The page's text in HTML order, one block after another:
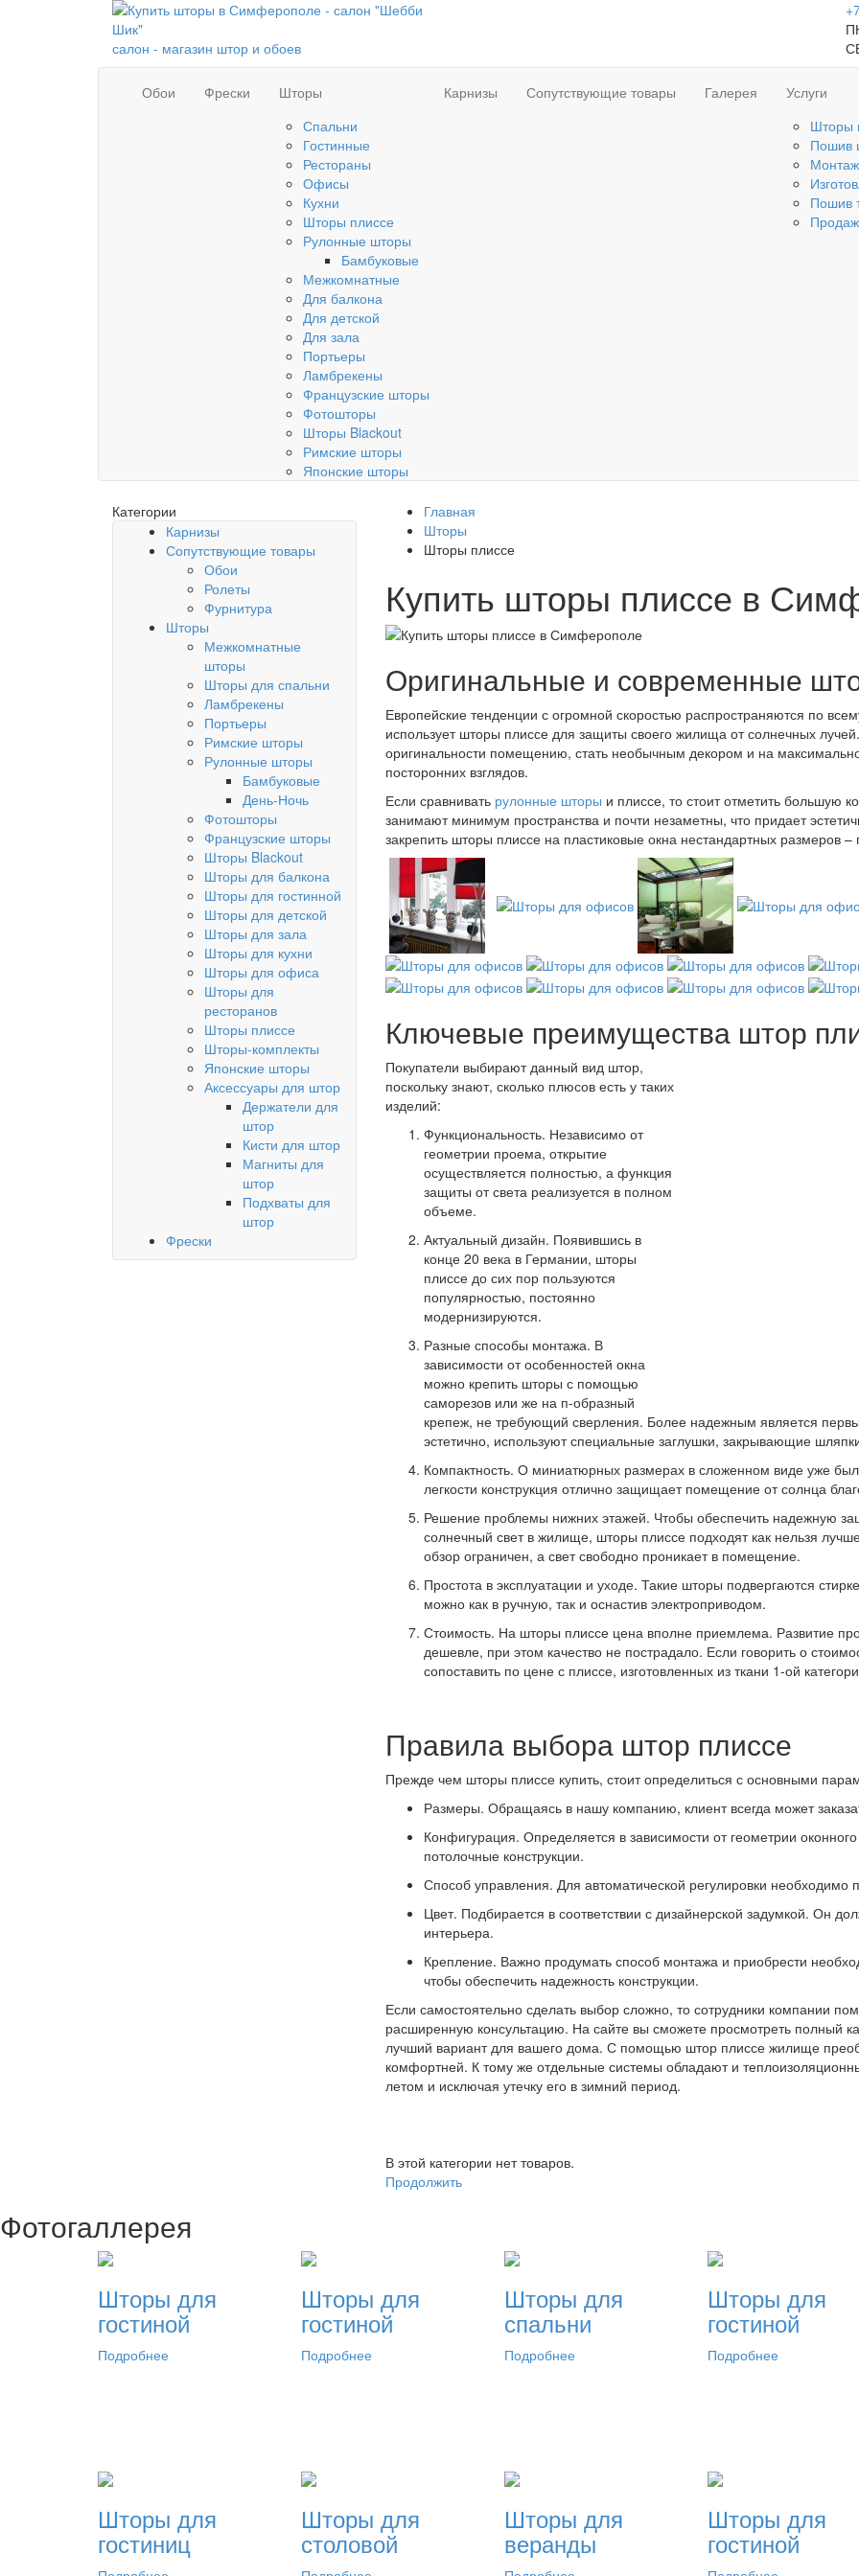
салон - магазин штор и обоев
Обои Фрески
Шторы
Спальни
Гостинные
Рестораны
Офисы
Кухни
Шторы плиссе
Рулонные шторы
Бамбуковые
Межкомнатные
Для балкона
Для детской
Для зала
Портьеры
Ламбрекены
Французские шторы
Фотошторы
Шторы Blackout
Римские шторы
Японские шторы
Карнизы Сопутствующие товары Галерея
Услуги
Шторы
Пошив
Пошив
Категории
Карнизы
Сопутствующие товары
Обои
Ролеты
Фурнитура
Шторы
Межкомнатные
шторы
Шторы для спальни
Ламбрекены
Портьеры
Римские шторы
Рулонные шторы
Бамбуковые
День-Ночь
Фотошторы
Французские шторы
Шторы Blackout
Шторы для балкона
Шторы для гостинной
Шторы для детской
Шторы для зала
Шторы для кухни
Шторы для офиса
Шторы для
ресторанов
Шторы плиссе
Шторы-комплекты
Японские шторы
Аксессуары для штор
Держатели для
штор
Кисти для штор
Магниты для
штор
Подхваты для
штор
Фрески
Главная
Шторы
Шторы плиссе
Купить шторы плиссе в
Оригинальные и современные
Европейские тенденции с огромной скоростью распространяются по
использует шторы плиссе для защиты своего жилища от солнечных
оригинальности помещению, стать необычным декором и на
посторонних взглядов.
Если сравнивать рулонные шторы и плиссе, то стоит отметить большую
занимают минимум пространства и почти незаметны, что придает
закрепить шторы плиссе на пластиковые окна нестандартных размеров
Ключевые преимущества штор
Покупатели выбирают данный вид штор,
поскольку знают, сколько плюсов есть у таких
изделий:
Функциональность. Независимо от
геометрии проема, открытие
осуществляется полностью, а функция
защиты от света реализуется в полном
объеме.
Актуальный дизайн. Появившись в
конце 20 века в Германии, шторы
плиссе до сих пор пользуются
популярностью, постоянно
модернизируются.
Разные способы монтажа. В
зависимости от особенностей окна
можно крепить шторы с помощью
саморезов или же на п-образный
крепеж, не требующий сверления. Более надежным является
эстетично, используют специальные заглушки, закрывающие
Компактность. О миниатюрных размерах в сложенном виде уже
легкости конструкция отлично защищает помещение от солнца
Решение проблемы нижних этажей. Чтобы обеспечить надежную
солнечный свет в жилище, шторы плиссе подходят как нельзя
обзор ограничен, а свет свободно проникает в помещение.
Простота в эксплуатации и уходе. Такие шторы подвергаются
можно как в ручную, так и оснастив электроприводом.
Стоимость. На шторы плиссе цена вполне приемлема. Развитие
дешевле, при этом качество не пострадало. Если говорить о
сопоставить по цене с плиссе, изготовленных из ткани 1-ой
Правила выбора штор плиссе
Прежде чем шторы плиссе купить, стоит определиться с основными
Размеры. Обращаясь в нашу компанию, клиент всегда может
Конфигурация. Определяется в зависимости от геометрии
потолочные конструкции.
Способ управления. Для автоматической регулировки необходимо
Цвет. Подбирается в соответствии с дизайнерской задумкой. Он
интерьера.
Крепление. Важно продумать способ монтажа и приобрести
чтобы обеспечить надежность конструкции.
Если самостоятельно сделать выбор сложно, то сотрудники компании
расширенную консультацию. На сайте вы сможете просмотреть полный
лучший вариант для вашего дома. С помощью штор плиссе жилище
комфортней. К тому же отдельные системы обладают и
летом и исключая утечку его в зимний период.
В этой категории нет товаров.
Продолжить
Фотогаллерея
Шторы для
гостиной
Подробнее
Шторы для
гостиной
Подробнее
Шторы для
спальни
Подробнее
Шторы для
гостиной
Подробнее
Шторы для
гостиниц
Шторы для
столовой
Шторы для
веранды
Шторы для
гостиной